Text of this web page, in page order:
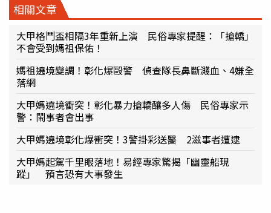
相關文章
大甲格鬥盃相隔3年重新上演 民俗專家提醒：「搶轎」
不會受到媽祖保佑！
媽祖遶境變調！彰化爆毆警 偵查隊長鼻斷濺血、4嫌全
落網
大甲媽遶境衝突！彰化暴力搶轎釀多人傷 民俗專家示
警：鬧事者會出事
大甲媽遶境彰化爆衝突！3警掛彩送醫 2滋事者遭逮
大甲媽起駕千里眼落地！易經專家驚揭「幽靈船現
蹤」 預言恐有大事發生